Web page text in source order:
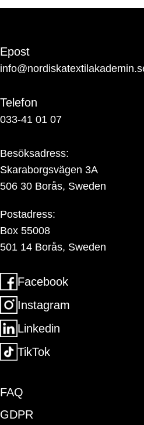
Epost
Telefon
033-41 01 07
Besöksadress:
Skaraborgsvägen 3A
506 30 Borås, Sweden
Postadress:
Box 55008
501 14 Borås, Sweden
Facebook
Instagram
Linkedin
TikTok
FAQ
GDPR